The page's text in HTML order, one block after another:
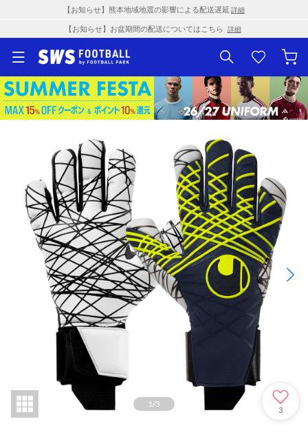
【お知らせ】熊本地域地震の影響による配送遅延 詳細
【お知らせ】お盆期間の配送についてはこちら 詳細
1/3
3